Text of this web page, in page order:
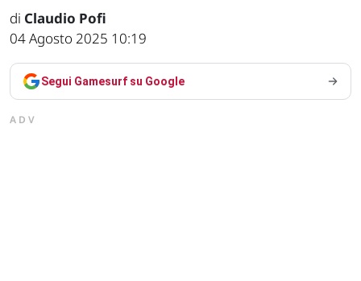
di Claudio Pofi
04 Agosto 2025 10:19
Segui Gamesurf su Google
ADV